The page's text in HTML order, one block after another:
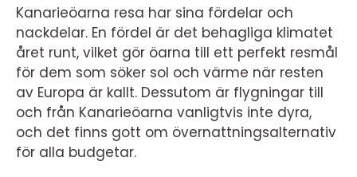
Kanarieöarna resa har sina fördelar och
nackdelar. En fördel är det behagliga klimatet
året runt, vilket gör öarna till ett perfekt resmål
för dem som söker sol och värme när resten
av Europa är kallt. Dessutom är flygningar till
och från Kanarieöarna vanligtvis inte dyra,
och det finns gott om övernattningsalternativ
för alla budgetar.